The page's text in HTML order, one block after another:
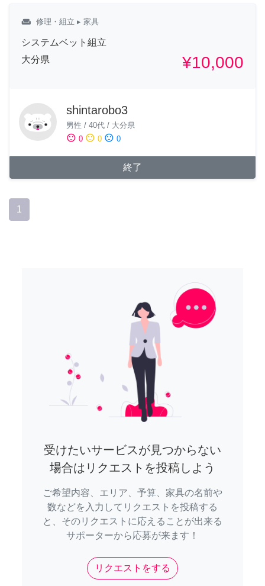
weekend 修理・組立 ▸ 家具
システムベット組立
大分県
¥10,000
shintarobo3
男性 / 40代 / 大分県
sentiment_satisfied 0 sentiment_neutral 0 sentiment_dissatisfied 0
終了
1
受けたいサービスが見つからない
場合はリクエストを投稿しよう
ご希望内容、エリア、予算、家具の名前や
数などを入力してリクエストを投稿する
と、そのリクエストに応えることが出来る
サポーターから応募が来ます！
リクエストをする